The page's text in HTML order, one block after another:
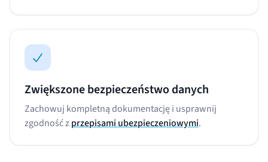
Zwiększone bezpieczeństwo danych
Zachowuj kompletną dokumentację i usprawnij
zgodność zprzepisami ubezpieczeniowymi.